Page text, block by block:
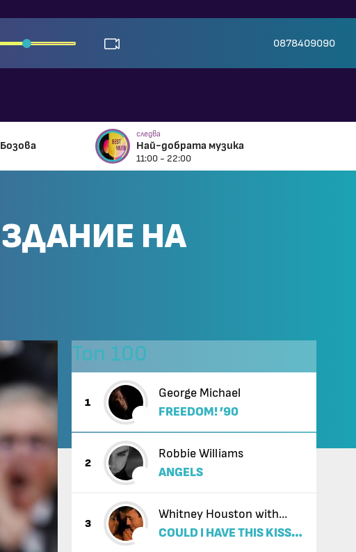
0878409090
следва
Най-добрата музика
11:00 - 22:00
НА
Топ 100
1
George Michael
FREEDOM! ’90
2
Robbie Williams
ANGELS
3
Whitney Houston with
Enrique Iglesias
COULD I HAVE THIS KISS